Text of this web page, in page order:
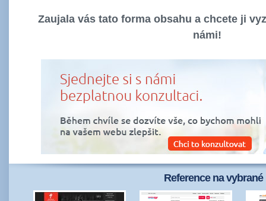
Zaujala vás tato forma obsahu a chcete ji
námi!
Reference na